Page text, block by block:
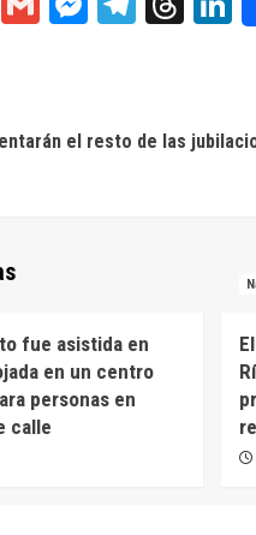
el resto de las
fue asistida en
en un centro
personas en
calle